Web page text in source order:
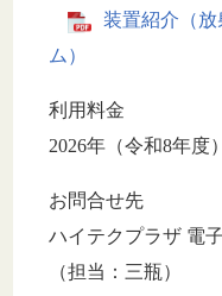
装置紹介（
ム）
利用料金
2026年（令和8年
お問合せ先
ハイテクプラザ 電
（担当：三瓶）